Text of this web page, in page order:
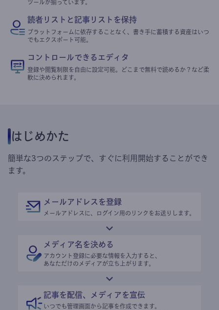
ツールが揃っています。
読者リストと記事リストを保持
プラットフォームに依存することなく、書き手に蓄積する資産はいつ
でもエクスポート可能。
コントロールできるエディタ
登録や閲覧制限を自由に設定可能。どこまで無料で読めるか？など柔
軟に決められます。
はじめかた
簡単な3つのステップで、すぐに利用開始することができ
ます。
メールアドレスを登録
メールアドレスに、ログイン用のリンクをお送りします。
メディア名を決める
アカウント登録に必要な情報を入力すると、
あなただけのメディアが立ち上がります。
記事を配信、メディアを宣伝
いつでも管理画面から記事を作成できます。